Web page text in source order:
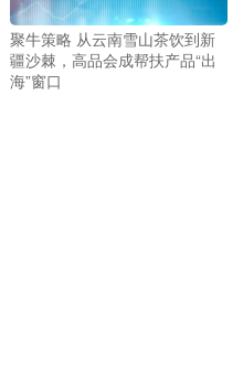
聚牛策略 从云南雪山茶饮到新
疆沙棘，高品会成帮扶产品“出
海”窗口